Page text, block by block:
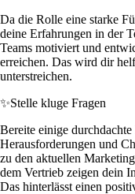
Da die Rolle eine starke
deine Erfahrungen in der
Teams motiviert und
erreichen. Das wird dir
unterstreichen.
✨Stelle kluge Fragen
Bereite einige
Herausforderungen und
zu den aktuellen
dem Vertrieb zeigen dein
Das hinterlässt einen